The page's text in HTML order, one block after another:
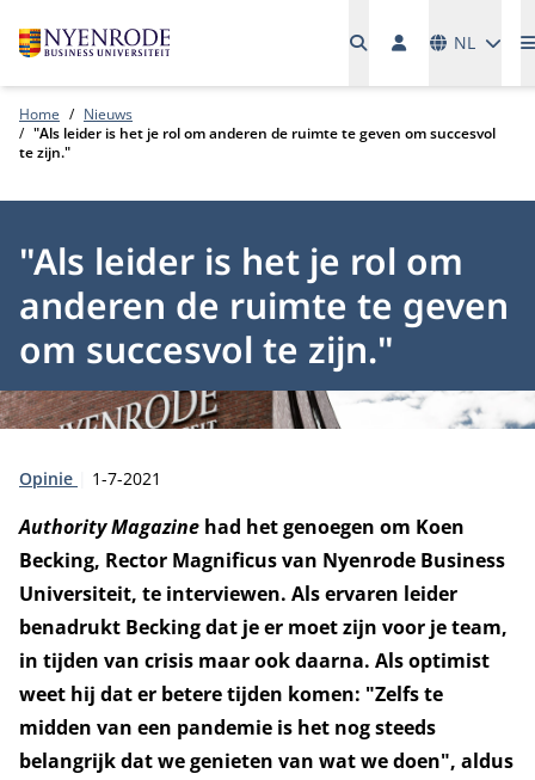
NL
Home
Nieuws
"Als leider is het je rol om anderen de ruimte te geven om succesvol
te zijn."
"Als leider is het je rol om
anderen de ruimte te geven
om succesvol te zijn."
Type:
Opinie Publicatiedatum:
1-7-2021
Authority Magazine had het genoegen om Koen
Becking, Rector Magnificus van Nyenrode Business
Universiteit, te interviewen. Als ervaren leider
benadrukt Becking dat je er moet zijn voor je team,
in tijden van crisis maar ook daarna. Als optimist
weet hij dat er betere tijden komen: "Zelfs te
midden van een pandemie is het nog steeds
belangrijk dat we genieten van wat we doen", aldus